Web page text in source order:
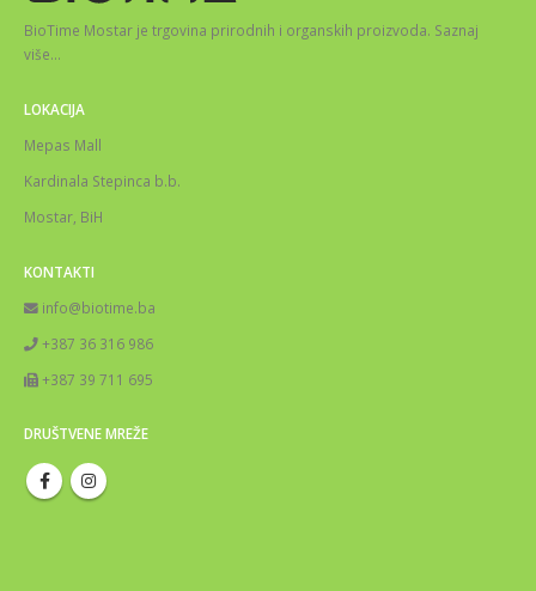
BioTime Mostar je trgovina prirodnih i organskih proizvoda. Saznaj
više…
LOKACIJA
Mepas Mall
Kardinala Stepinca b.b.
Mostar, BiH
KONTAKTI
info@biotime.ba
+387 36 316 986
+387 39 711 695
DRUŠTVENE MREŽE